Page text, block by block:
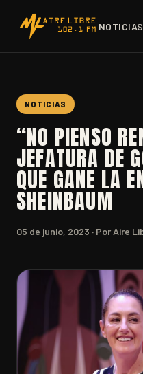
NOTICIAS
NOTICIAS
“NO PIENSO
JEFATURA DE
QUE GANE LA
SHEINBAUM
05 de junio, 2023 · Por Aire